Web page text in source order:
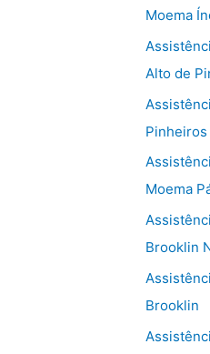
Moema
Alto de
Pinheiros
Moema
Brooklin
Brooklin